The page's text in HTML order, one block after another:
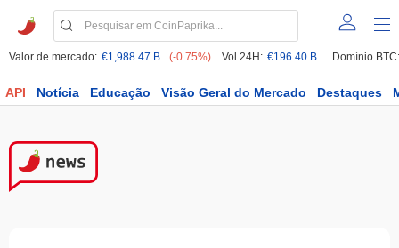
Valor de mercado: €1,988.47 B (-0.75%) Vol 24H: €196.40 B Domínio BTC:
API Notícia Educação Visão Geral do Mercado Destaques